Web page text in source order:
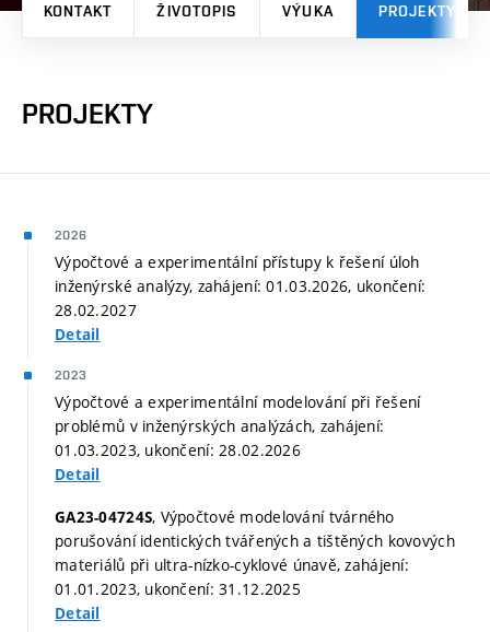
KONTAKT ŽIVOTOPIS VÝUKA PROJEKTY
PROJEKTY
2026
Výpočtové a experimentální přístupy k řešení úloh
inženýrské analýzy, zahájení: 01.03.2026, ukončení:
28.02.2027
Detail
2023
Výpočtové a experimentální modelování při řešení
problémů v inženýrských analýzách, zahájení:
01.03.2023, ukončení: 28.02.2026
Detail
GA23-04724S, Výpočtové modelování tvárného
porušování identických tvářených a tištěných kovových
materiálů při ultra-nízko-cyklové únavě, zahájení:
01.01.2023, ukončení: 31.12.2025
Detail